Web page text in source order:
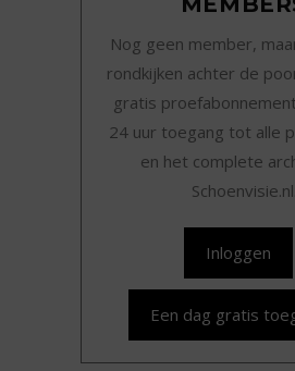
Nog geen member,
rondkijken achter de
gratis
24 uur toegang tot alle
en het complete
Schoenvisie.nl.
Inloggen
Een dag gratis